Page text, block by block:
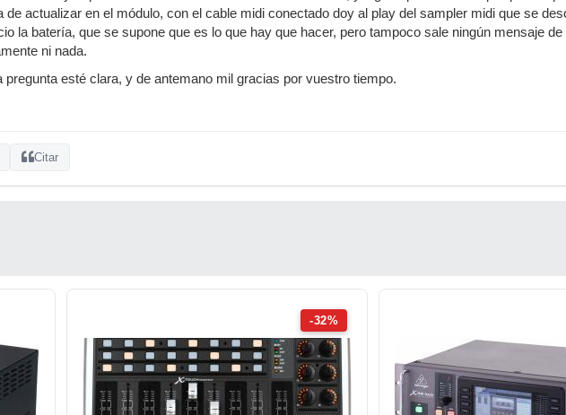
de actualizar en el módulo, con el cable midi conectado doy al play del sampler midi que se
la batería, que se supone que es lo que hay que hacer, pero tampoco sale ningún mensaje
ni nada.
pregunta esté clara, y de antemano mil gracias por vuestro tiempo.
Citar
-32%